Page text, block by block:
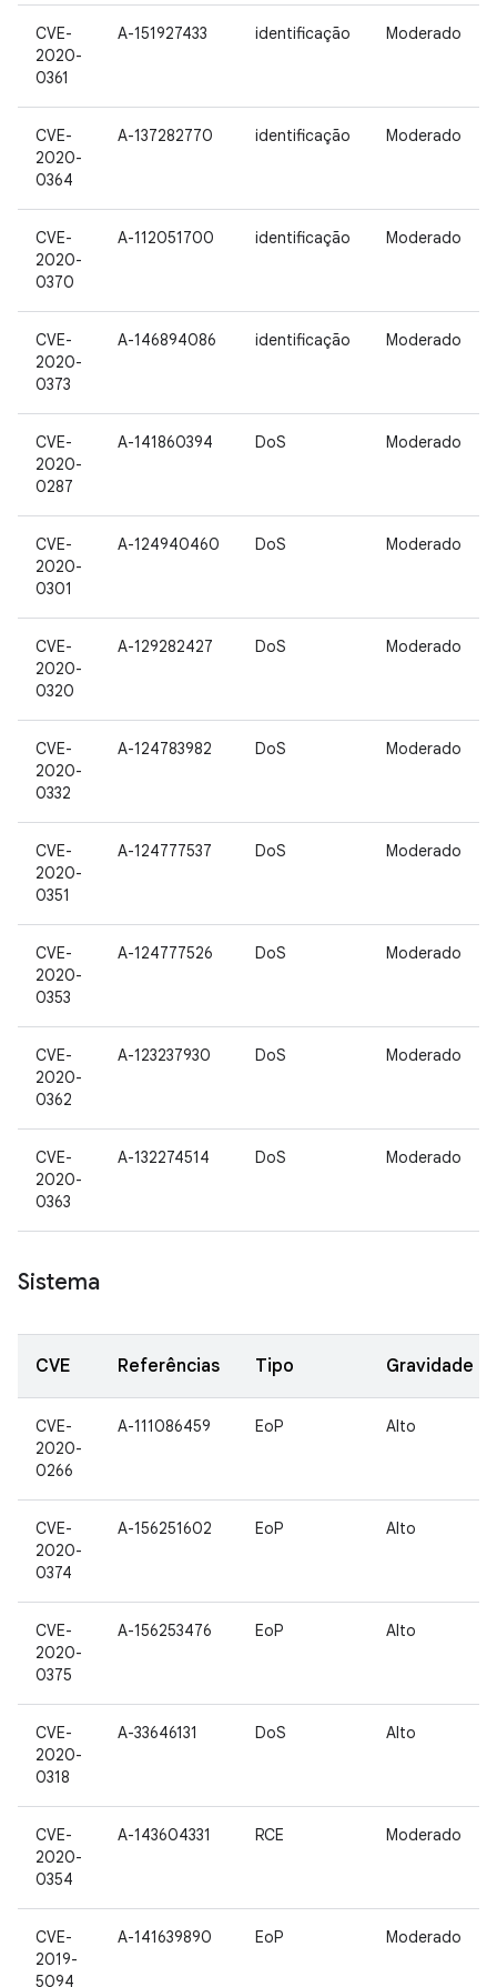
CVE-
2020-
0361
A-151927433 identificação Moderado
CVE-
2020-
0364
A-137282770 identificação Moderado
CVE-
2020-
0370
A-112051700 identificação Moderado
CVE-
2020-
0373
A-146894086 identificação Moderado
CVE-
2020-
0287
A-141860394 DoS Moderado
CVE-
2020-
0301
A-124940460 DoS Moderado
CVE-
2020-
0320
A-129282427 DoS Moderado
CVE-
2020-
0332
A-124783982 DoS Moderado
CVE-
2020-
0351
A-124777537 DoS Moderado
CVE-
2020-
0353
A-124777526 DoS Moderado
CVE-
2020-
0362
A-123237930 DoS Moderado
CVE-
2020-
0363
A-132274514 DoS Moderado
Sistema
CVE Referências Tipo Gravidade
CVE-
2020-
0266
A-111086459 EoP Alto
CVE-
2020-
0374
A-156251602 EoP Alto
CVE-
2020-
0375
A-156253476 EoP Alto
CVE-
2020-
0318
A-33646131 DoS Alto
CVE-
2020-
0354
A-143604331 RCE Moderado
CVE-
2019-
5094
A-141639890 EoP Moderado